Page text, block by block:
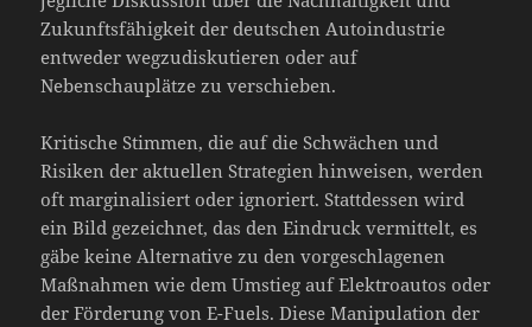
Zukunftsfähigkeit der deutschen Autoindustrie
entweder wegzudiskutieren oder auf
Nebenschauplätze zu verschieben.
Kritische Stimmen, die auf die Schwächen und
Risiken der aktuellen Strategien hinweisen, werden
oft marginalisiert oder ignoriert. Stattdessen wird
ein Bild gezeichnet, das den Eindruck vermittelt, es
gäbe keine Alternative zu den vorgeschlagenen
Maßnahmen wie dem Umstieg auf Elektroautos oder
der Förderung von E-Fuels. Diese Manipulation der